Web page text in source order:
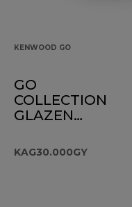
KENWOOD GO
GO
COLLECTION
GLAZEN
KAG30.000GY
KAG30.000GY